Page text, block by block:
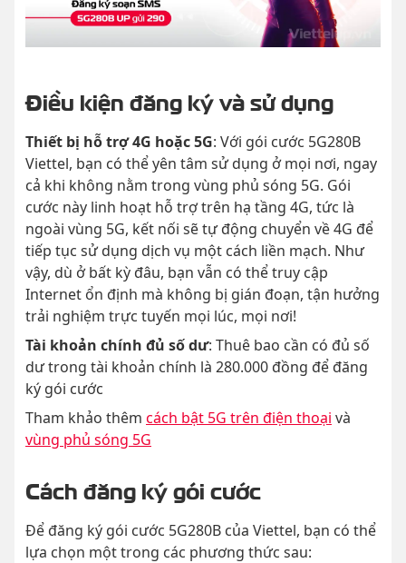
Điều kiện đăng ký và sử dụng
Thiết bị hỗ trợ 4G hoặc 5G: Với gói cước 5G280B
Viettel, bạn có thể yên tâm sử dụng ở mọi nơi, ngay
cả khi không nằm trong vùng phủ sóng 5G. Gói
cước này linh hoạt hỗ trợ trên hạ tầng 4G, tức là
ngoài vùng 5G, kết nối sẽ tự động chuyển về 4G để
tiếp tục sử dụng dịch vụ một cách liền mạch. Như
vậy, dù ở bất kỳ đâu, bạn vẫn có thể truy cập
Internet ổn định mà không bị gián đoạn, tận hưởng
trải nghiệm trực tuyến mọi lúc, mọi nơi!
Tài khoản chính đủ số dư: Thuê bao cần có đủ số
dư trong tài khoản chính là 280.000 đồng để đăng
ký gói cước
Tham khảo thêm cách bật 5G trên điện thoại và
vùng phủ sóng 5G
Cách đăng ký gói cước
Để đăng ký gói cước 5G280B của Viettel, bạn có thể
lựa chọn một trong các phương thức sau: